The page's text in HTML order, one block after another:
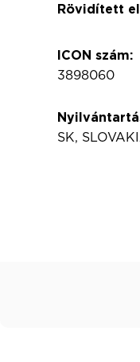
Rövidített
ICON szám:
3898060
SK,